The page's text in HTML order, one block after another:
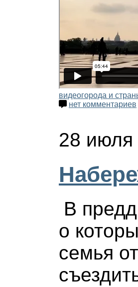
видеогорода и
нет комментариев
28 июля
В
о
семья